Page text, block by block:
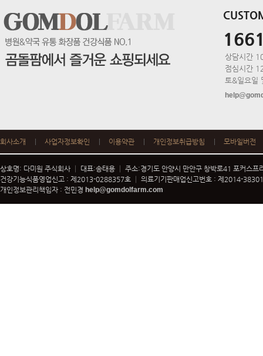
상담시간
점심시간
토&일요일
회사소개 사업자정보확인 이용약관 개인정보취급방침 모바일버전
상호명: 다미원 주식회사 │ 대표:송태용 │ 주소:경기도 안양시 만안구 창박로41 포커
건강기능식품영업신고 : 제2013-0288357호 │ 의료기기판매업신고번호 : 제2014-
개인정보관리책임자 : 전민경 help@gomdolfarm.com